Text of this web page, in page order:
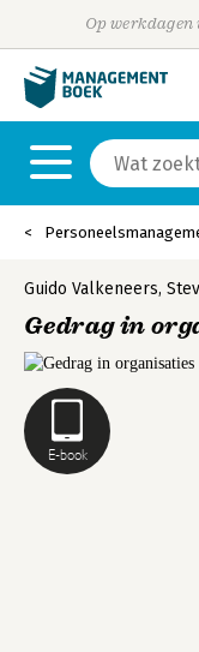
Op werkdagen
E-book
Guido Valkeneers,
Gedrag in